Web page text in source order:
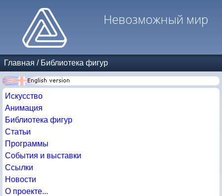
Невозможный мир
Главная / Библиотека фигур
Искусство
Анимация
Библиотека фигур
Статьи
Программы
События и выставки
Ссылки
Новости
О проекте...